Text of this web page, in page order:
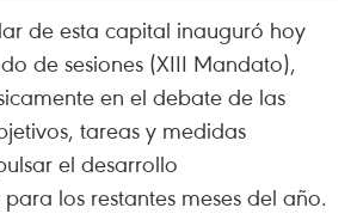
de esta capital inauguró hoy
de sesiones (XIII Mandato),
en el debate de las
tareas y medidas
el desarrollo
los restantes meses del año.